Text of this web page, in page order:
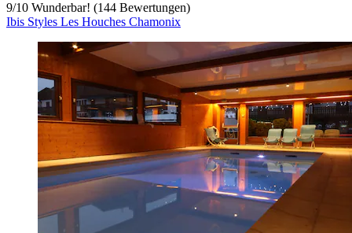
9/10 Wunderbar! (144 Bewertungen)
Ibis Styles Les Houches Chamonix